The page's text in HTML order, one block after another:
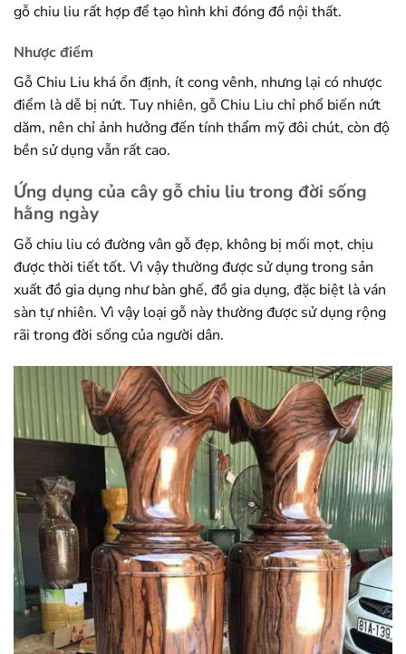
gỗ chiu liu rất hợp để tạo hình khi đóng đồ nội thất.
Nhược điểm
Gỗ Chiu Liu khá ổn định, ít cong vênh, nhưng lại có nhược
điểm là dễ bị nứt. Tuy nhiên, gỗ Chiu Liu chỉ phổ biến nứt
dăm, nên chỉ ảnh hưởng đến tính thẩm mỹ đôi chút, còn độ
bền sử dụng vẫn rất cao.
Ứng dụng của cây gỗ chiu liu trong đời sống
hằng ngày
Gỗ chiu liu có đường vân gỗ đẹp, không bị mối mọt, chịu
được thời tiết tốt. Vì vậy thường được sử dụng trong sản
xuất đồ gia dụng như bàn ghế, đồ gia dụng, đặc biệt là ván
sàn tự nhiên. Vì vậy loại gỗ này thường được sử dụng rộng
rãi trong đời sống của người dân.